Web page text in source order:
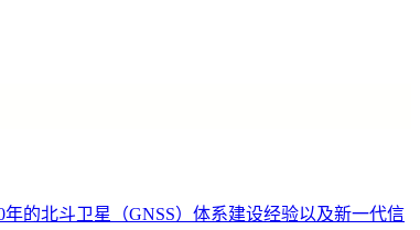
的北斗卫星（GNSS）体系建设经验以及新一代信